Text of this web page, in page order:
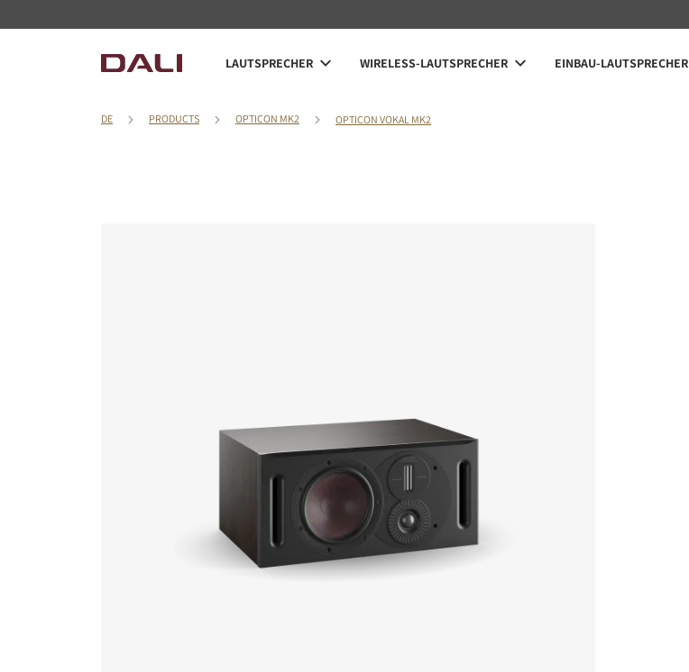
LAUTSPRECHER WIRELESS-LAUTSPRECHER EINBAU-LAUTSPRECHER
DE PRODUCTS OPTICON MK2 OPTICON VOKAL MK2